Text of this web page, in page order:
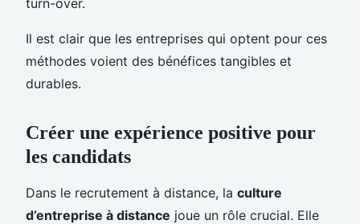
Il est clair que les entreprises qui optent pour ces
méthodes voient des bénéfices tangibles et
durables.
Créer une expérience positive pour
les candidats
Dans le recrutement à distance, la culture
d’entreprise à distance joue un rôle crucial. Elle